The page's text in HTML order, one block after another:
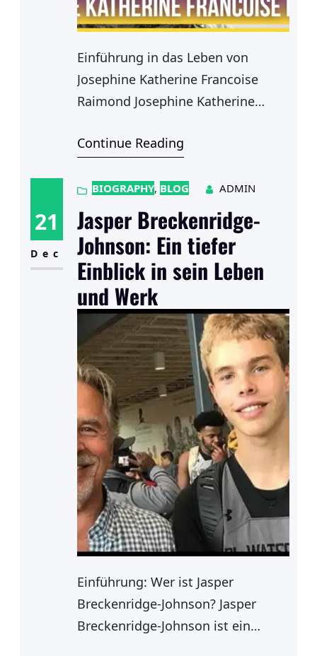
Einführung in das Leben von
Josephine Katherine Francoise
Raimond Josephine Katherine
historische Figur, die im 19.
Wirken in verschiedenen Bereichen
noch heute von Bedeutung ist.
Geboren in den frühen 1800er
Jahren, wuchs sie in einer Zeit auf,
die von sozialen und politischen
Umwälzungen geprägt war. Ihre
Herkunft
Continue Reading
21
Dec
BIOGRAPHY, BLOG ADMIN
Jasper Breckenridge-
Johnson: Ein tiefer
Einblick in sein Leben
und Werk
Einführung: Wer ist Jasper
Breckenridge-Johnson? Jasper
Breckenridge-Johnson ist ein